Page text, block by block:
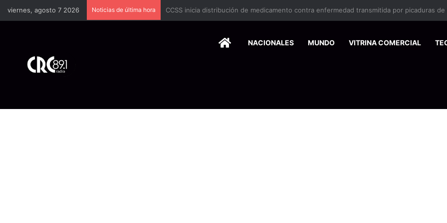
viernes, agosto 7 2026 Noticias de última hora Brote de rabia bovina en la zona sur reactiva la alerta por mordeduras de murciélagos
HOMENACIONALES MUNDO VITRINA COMERCIAL